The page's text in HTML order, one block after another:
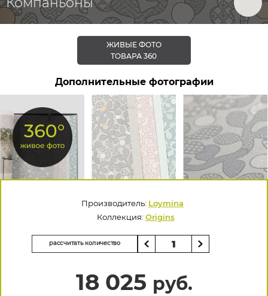
ЖИВЫЕ ФОТО
ТОВАРА 360
Дополнительные фотографии
Производитель: Loymina
Коллекция: Origins
рассчитать количество
18 025 руб.